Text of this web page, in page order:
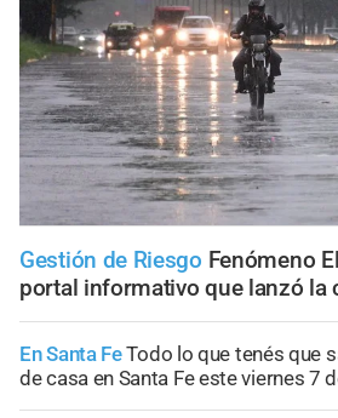
Gestión de Riesgo Fenómeno
portal informativo que lanzó la
En Santa FeTodo lo que tenés que
de casa en Santa Fe este viernes 7